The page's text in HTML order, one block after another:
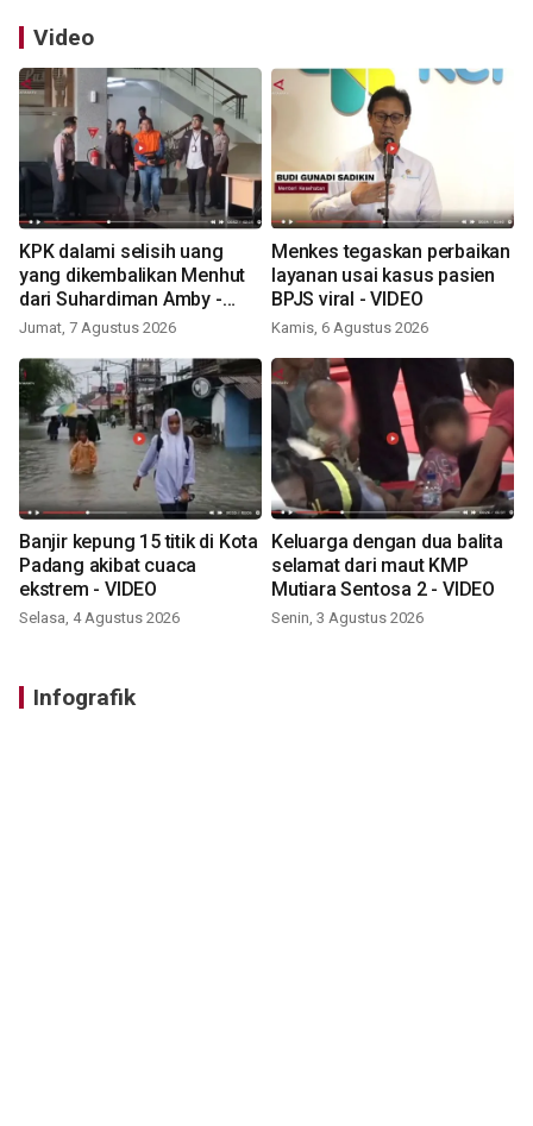
Video
KPK dalami selisih uang
yang dikembalikan Menhut
dari Suhardiman Amby -
VIDEO
Jumat, 7 Agustus 2026
Menkes tegaskan perbaikan
layanan usai kasus pasien
BPJS viral - VIDEO
Kamis, 6 Agustus 2026
Banjir kepung 15 titik di Kota
Padang akibat cuaca
ekstrem - VIDEO
Selasa, 4 Agustus 2026
Keluarga dengan dua balita
selamat dari maut KMP
Mutiara Sentosa 2 - VIDEO
Senin, 3 Agustus 2026
Infografik